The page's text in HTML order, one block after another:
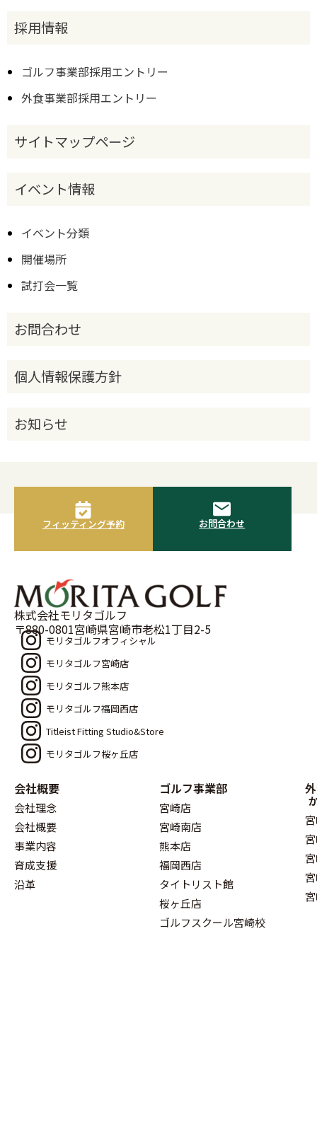
採用情報
ゴルフ事業部採用エントリー
外食事業部採用エントリー
サイトマップページ
イベント情報
イベント分類
開催場所
試打会一覧
お問合わせ
個人情報保護方針
お知らせ
フィッティング予約 お問合わせ
株式会社モリタゴルフ
〒880-0801宮崎県宮崎市老松1丁目2-5
モリタゴルフオフィシャル
モリタゴルフ宮崎店
モリタゴルフ熊本店
モリタゴルフ福岡西店
Titleist Fitting Studio&Store
モリタゴルフ桜ヶ丘店
会社概要
会社理念
会社概要
事業内容
育成支援
沿革
ゴルフ事業部
宮崎店
宮崎南店
熊本店
福岡西店
タイトリスト館
桜ヶ丘店
ゴルフスクール宮崎校